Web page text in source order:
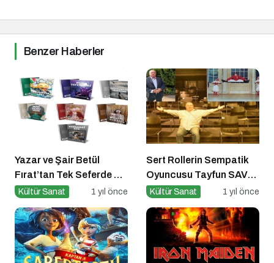
Benzer Haberler
Yazar ve Şair Betül
Fırat’tan Tek Seferde 7
Kitap Müjdesi
Kültür Sanat 1 yıl önce
Sert Rollerin Sempatik
Oyuncusu Tayfun SAV
ile Söyleşi
Kültür Sanat 1 yıl önce